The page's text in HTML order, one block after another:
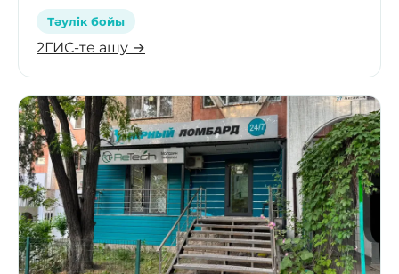
Тәулік бойы
2ГИС-те ашу →